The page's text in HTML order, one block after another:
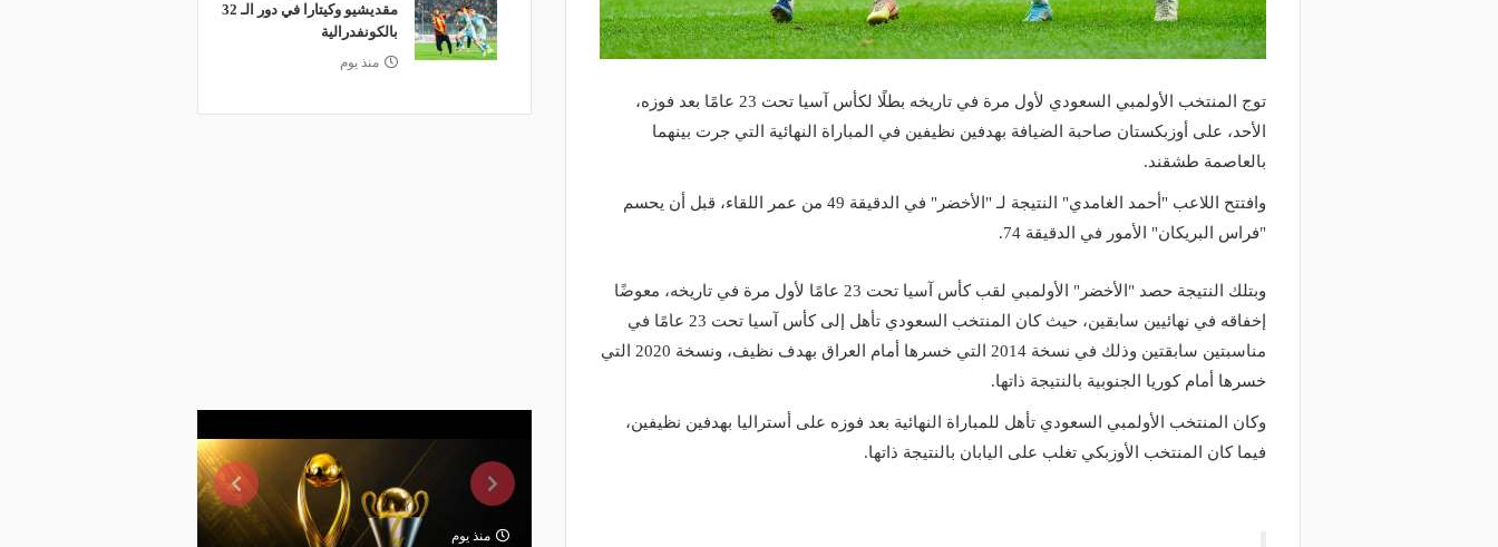
توج المنتخب الأولمبي السعودي لأول مرة في تاريخه بطلًا لكأس آسيا تحت 23 عامًا بعد فوزه،
الأحد، على أوزبكستان صاحبة الضيافة بهدفين نظيفين في المباراة النهائية التي جرت بينهما
بالعاصمة طشقند.
وافتتح اللاعب "أحمد الغامدي" النتيجة لـ "الأخضر" في الدقيقة 49 من عمر اللقاء، قبل أن يحسم
"فراس البريكان" الأمور في الدقيقة 74.
وبتلك النتيجة حصد "الأخضر" الأولمبي لقب كأس آسيا تحت 23 عامًا لأول مرة في تاريخه، معوضًا
إخفاقه في نهائيين سابقين، حيث كان المنتخب السعودي تأهل إلى كأس آسيا تحت 23 عامًا في
مناسبتين سابقتين وذلك في نسخة 2014 التي خسرها أمام العراق بهدف نظيف، ونسخة 2020 التي
خسرها أمام كوريا الجنوبية بالنتيجة ذاتها.
وكان المنتخب الأولمبي السعودي تأهل للمباراة النهائية بعد فوزه على أستراليا بهدفين نظيفين،
فيما كان المنتخب الأوزبكي تغلب على اليابان بالنتيجة ذاتها.
مقديشيو وكيتارا في دور الـ 32
بالكونفدرالية
منذ يوم
منذ يوم